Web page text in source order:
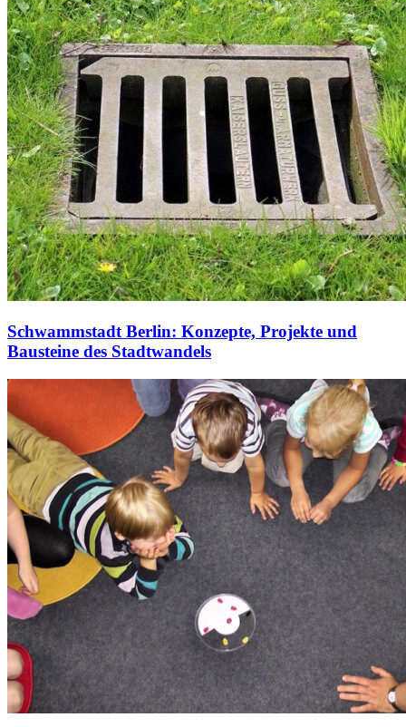
Schwammstadt Berlin: Konzepte, Projekte und
Bausteine des Stadtwandels